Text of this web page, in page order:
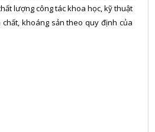
lượng công tác khoa học, kỹ thuật
khoáng sản theo quy định của